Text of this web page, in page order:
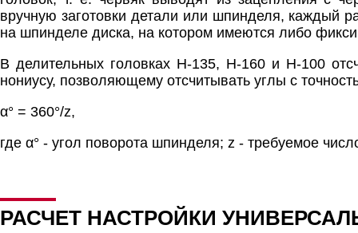
вручную заготовки детали или шпинделя, каждый
на шпинделе диска, на котором имеются либо
В делительных головках Н-135, H-160 и H-100
нониусу, позволяющему отсчитывать углы с
α° = 360°/z,
где α° - угол поворота шпинделя; z - требуемое
РАСЧЕТ НАСТРОЙКИ